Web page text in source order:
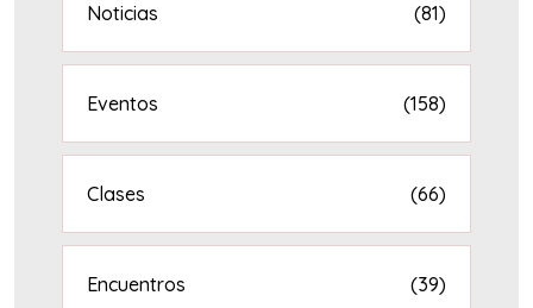
Noticias (81)
Eventos (158)
Clases (66)
Encuentros (39)